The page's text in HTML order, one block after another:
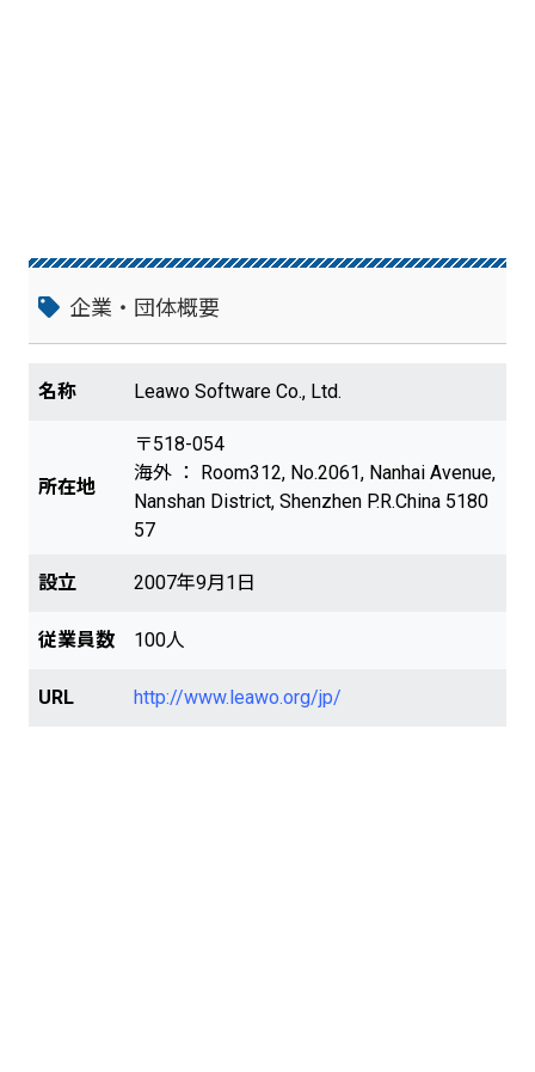
企業・団体概要
名称 Leawo Software Co., Ltd.
所在地
〒518-054
海外 ： Room312, No.2061, Nanhai Avenue,
Nanshan District, Shenzhen P.R.China 5180
57
設立 2007年9月1日
従業員数 100人
URL http://www.leawo.org/jp/